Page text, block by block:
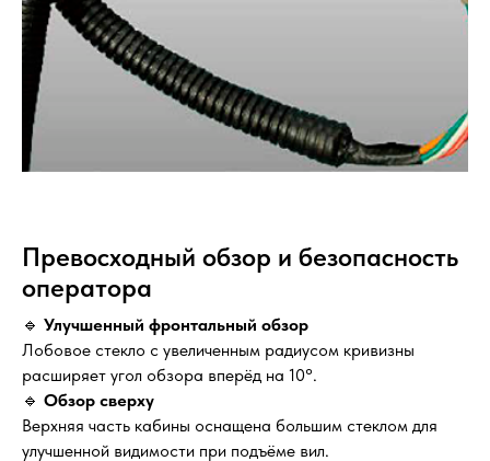
Превосходный обзор и безопасность
оператора
🔹 Улучшенный фронтальный обзор
Лобовое стекло с увеличенным радиусом кривизны
расширяет угол обзора вперёд на 10°.
🔹 Обзор сверху
Верхняя часть кабины оснащена большим стеклом для
улучшенной видимости при подъёме вил.